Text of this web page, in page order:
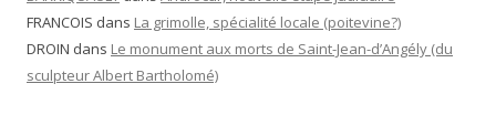
FRANCOIS dans La grimolle, spécialité locale (poitevine?)
DROIN dans Le monument aux morts de Saint-Jean-d’Angély (du
sculpteur Albert Bartholomé)